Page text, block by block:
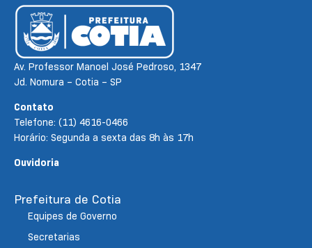
Av. Professor Manoel José Pedroso, 1347
Jd. Nomura – Cotia – SP
Contato
Telefone: (11) 4616-0466
Horário: Segunda a sexta das 8h às 17h
Ouvidoria
Prefeitura de Cotia
Equipes de Governo
Secretarias